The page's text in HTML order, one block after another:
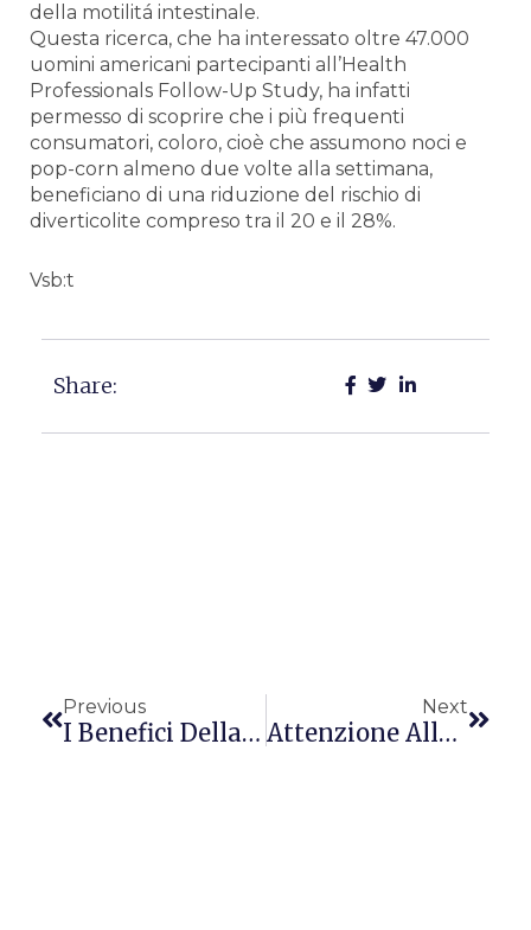
della motilitá intestinale.
Questa ricerca, che ha interessato oltre 47.000
uomini americani partecipanti all’Health
Professionals Follow-Up Study, ha infatti
permesso di scoprire che i più frequenti
consumatori, coloro, cioè che assumono noci e
pop-corn almeno due volte alla settimana,
beneficiano di una riduzione del rischio di
diverticolite compreso tra il 20 e il 28%.
Vsb:t
Share:
Previous
I Benefici Della Dieta Mediterranea Non Conquistano Più!
Next
Attenzione Alle Noccioline……..turche